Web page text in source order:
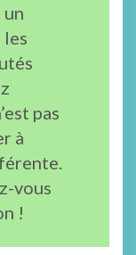
un
les
pas
à
vous
!